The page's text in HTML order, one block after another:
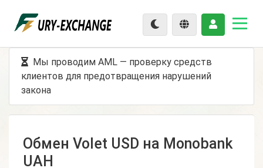
Мы проводим AML — проверку средств
клиентов для предотвращения нарушений
закона
Обмен Volet USD на Monobank
UAH